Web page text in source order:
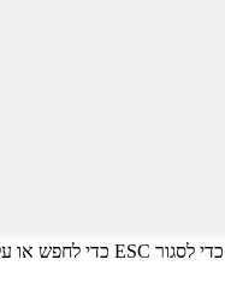
לחץ על Enter כדי לחפש או על ESC כדי לסגור